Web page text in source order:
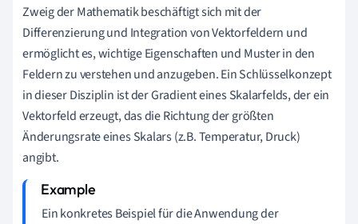
Zweig der Mathematik beschäftigt sich mit der
Differenzierung und Integration von Vektorfeldern und
ermöglicht es, wichtige Eigenschaften und Muster in den
Feldern zu verstehen und anzugeben. Ein Schlüsselkonzept
in dieser Disziplin ist der Gradient eines Skalarfelds, der ein
Vektorfeld erzeugt, das die Richtung der größten
Änderungsrate eines Skalars (z.B. Temperatur, Druck)
angibt.
Ein konkretes Beispiel für die Anwendung der